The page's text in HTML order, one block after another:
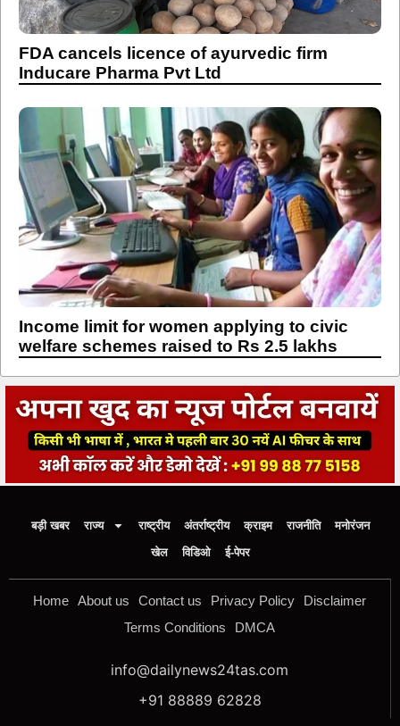
FDA cancels licence of ayurvedic firm
Inducare Pharma Pvt Ltd
Income limit for women applying to civic
welfare schemes raised to Rs 2.5 lakhs
बड़ी खबर राज्य राष्ट्रीय अंतर्राष्ट्रीय क्राइम राजनीति
मनोरंजन
खेल
विडिओ ई-पेपर
Home About us Contact us Privacy Policy
Disclaimer
Terms Conditions
DMCA
info@dailynews24tas.com
+91 88889 62828